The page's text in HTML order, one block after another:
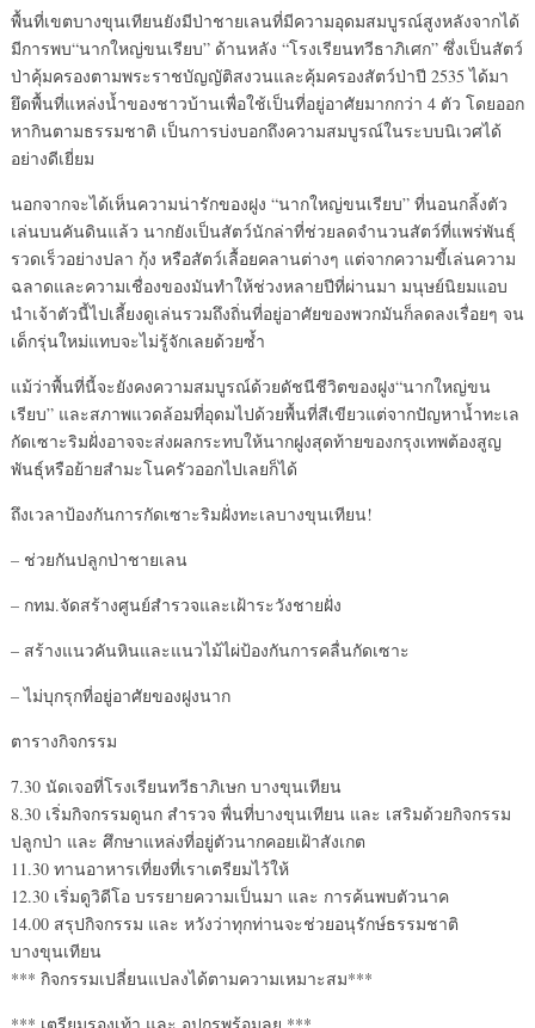
พื้นที่เขตบางขุนเทียนยังมีป่าชายเลนที่มีความอุดมสมบูรณ์สูงหลังจากได้
มีการพบ“นากใหญ่ขนเรียบ” ด้านหลัง “โรงเรียนทวีธาภิเศก” ซึ่งเป็นสัตว์
ป่าคุ้มครองตามพระราชบัญญัติสงวนและคุ้มครองสัตว์ป่าปี 2535 ได้มา
ยึดพื้นที่แหล่งน้ำของชาวบ้านเพื่อใช้เป็นที่อยู่อาศัยมากกว่า 4 ตัว โดยออก
หากินตามธรรมชาติ เป็นการบ่งบอกถึงความสมบูรณ์ในระบบนิเวศได้
อย่างดีเยี่ยม
นอกจากจะได้เห็นความน่ารักของฝูง “นากใหญ่ขนเรียบ” ที่นอนกลิ้งตัว
เล่นบนคันดินแล้ว นากยังเป็นสัตว์นักล่าที่ช่วยลดจำนวนสัตว์ที่แพร่พันธุ์
รวดเร็วอย่างปลา กุ้ง หรือสัตว์เลื้อยคลานต่างๆ แต่จากความขี้เล่นความ
ฉลาดและความเชื่องของมันทำให้ช่วงหลายปีที่ผ่านมา มนุษย์นิยมแอบ
นำเจ้าตัวนี้ไปเลี้ยงดูเล่นรวมถึงถิ่นที่อยู่อาศัยของพวกมันก็ลดลงเรื่อยๆ จน
เด็กรุ่นใหม่แทบจะไม่รู้จักเลยด้วยซ้ำ
แม้ว่าพื้นที่นี้จะยังคงความสมบูรณ์ด้วยดัชนีชีวิตของฝูง“นากใหญ่ขน
เรียบ” และสภาพแวดล้อมที่อุดมไปด้วยพื้นที่สีเขียวแต่จากปัญหาน้ำทะเล
กัดเซาะริมฝั่งอาจจะส่งผลกระทบให้นากฝูงสุดท้ายของกรุงเทพต้องสูญ
พันธุ์หรือย้ายสำมะโนครัวออกไปเลยก็ได้
ถึงเวลาป้องกันการกัดเซาะริมฝั่งทะเลบางขุนเทียน!
– ช่วยกันปลูกป่าชายเลน
– กทม.จัดสร้างศูนย์สำรวจและเฝ้าระวังชายฝั่ง
– สร้างแนวคันหินและแนวไม้ไผ่ป้องกันการคลื่นกัดเซาะ
– ไม่บุกรุกที่อยู่อาศัยของฝูงนาก
ตารางกิจกรรม
7.30 นัดเจอที่โรงเรียนทวีธาภิเษก บางขุนเทียน
8.30 เริ่มกิจกรรมดูนก สำรวจ พื่นที่บางขุนเทียน และ เสริมด้วยกิจกรรม
ปลูกป่า และ ศึกษาแหล่งที่อยู่ตัวนากคอยเฝ้าสังเกต
11.30 ทานอาหารเที่ยงที่เราเตรียมไว้ให้
12.30 เริ่มดูวิดีโอ บรรยายความเป็นมา และ การค้นพบตัวนาค
14.00 สรุปกิจกรรม และ หวังว่าทุกท่านจะช่วยอนุรักษ์ธรรมชาติ
บางขุนเทียน
*** กิจกรรมเปลี่ยนแปลงได้ตามความเหมาะสม***